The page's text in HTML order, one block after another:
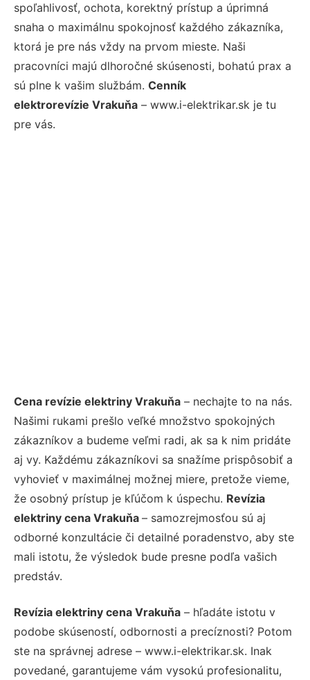
spoľahlivosť, ochota, korektný prístup a úprimná
snaha o maximálnu spokojnosť každého zákazníka,
ktorá je pre nás vždy na prvom mieste. Naši
pracovníci majú dlhoročné skúsenosti, bohatú prax a
sú plne k vašim službám. Cenník
elektrorevízie Vrakuňa – www.i-elektrikar.sk je tu
pre vás.
Cena revízie elektriny Vrakuňa – nechajte to na nás.
Našimi rukami prešlo veľké množstvo spokojných
zákazníkov a budeme veľmi radi, ak sa k nim pridáte
aj vy. Každému zákazníkovi sa snažíme prispôsobiť a
vyhovieť v maximálnej možnej miere, pretože vieme,
že osobný prístup je kľúčom k úspechu. Revízia
elektriny cena Vrakuňa – samozrejmosťou sú aj
odborné konzultácie či detailné poradenstvo, aby ste
mali istotu, že výsledok bude presne podľa vašich
predstáv.
Revízia elektriny cena Vrakuňa – hľadáte istotu v
podobe skúseností, odbornosti a precíznosti? Potom
ste na správnej adrese – www.i-elektrikar.sk. Inak
povedané, garantujeme vám vysokú profesionalitu,